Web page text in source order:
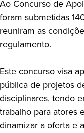
Ao Concurso de
foram submetidas
reuniram as
regulamento.
Este concurso visa
pública de projetos
disciplinares, tendo
trabalho para atores
dinamizar a oferta e